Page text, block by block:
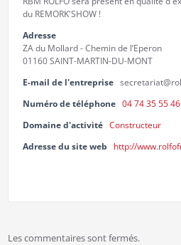
du REMORK'SHOW !
Adresse
ZA du Mollard - Chemin de l’Eperon
01160 SAINT-MARTIN-DU-MONT
E-mail de l'entreprise
Numéro de téléphone 04 74 35 55 46
Domaine d'activité Constructeur
Adresse du site web
http://
Les commentaires sont fermés.